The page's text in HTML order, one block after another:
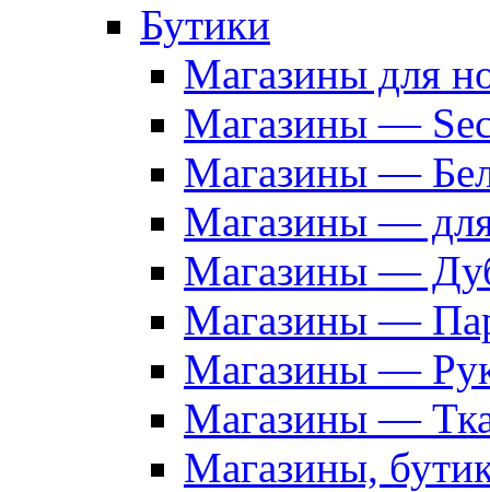
Бутики
Магазины для
Магазины —
Магазины —
Магазины —
Магазины —
Магазины —
Магазины —
Магазины —
Магазины,